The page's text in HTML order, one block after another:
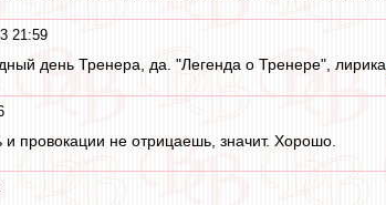
21:59
день Тренера, да. "Легенда о Тренере", лирика
провокации не отрицаешь, значит. Хорошо.